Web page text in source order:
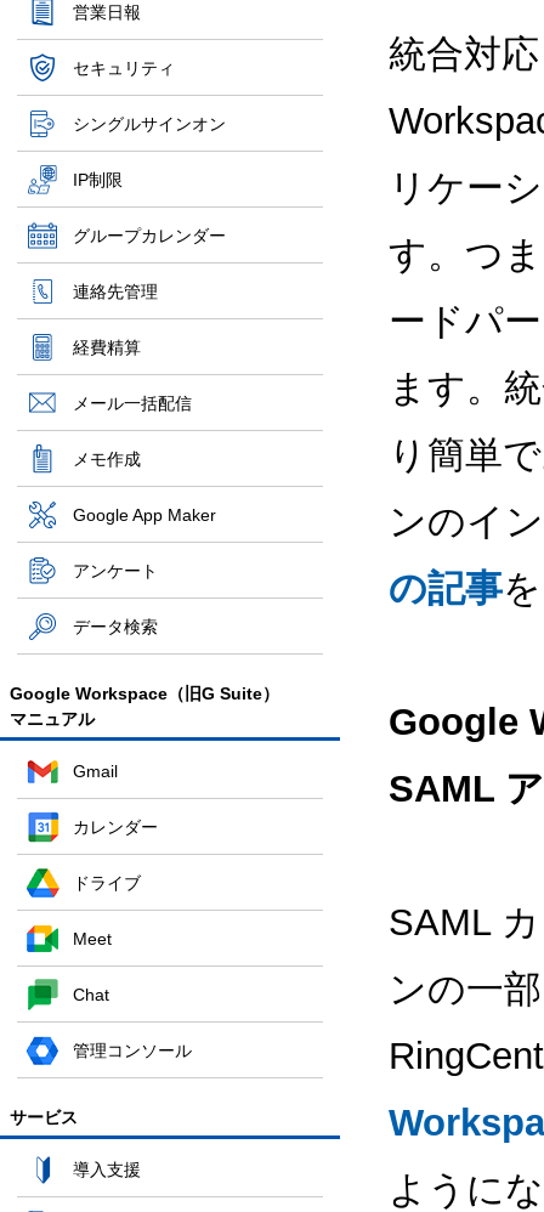
営業日報
セキュリティ
シングルサインオン
IP制限
グループカレンダー
連絡先管理
経費精算
メール一括配信
メモ作成
Google App Maker
アンケート
データ検索
Google Workspace（旧G Suite）
マニュアル
Gmail
カレンダー
ドライブ
Meet
Chat
管理コンソール
サービス
導入支援
統合対
リケー
す。つ
ードパ
ます。
り簡単
ンのイ
の記事
Google
SAML
SAML
ンの一
ように